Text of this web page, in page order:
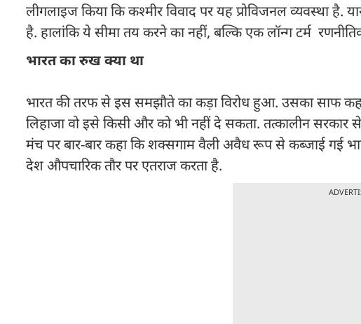
लीगलाइज किया कि कश्मीर विवाद पर यह प्रोविजनल व्यवस्था
है. हालांकि ये सीमा तय करने का नहीं, बल्कि एक लॉन्ग टर्म
भारत का रुख क्या था
भारत की तरफ से इस समझौते का कड़ा विरोध हुआ. उसका साफ
लिहाजा वो इसे किसी और को भी नहीं दे सकता. तत्कालीन
मंच पर बार-बार कहा कि शक्सगाम वैली अवैध रूप से कब्जाई गई
देश औपचारिक तौर पर एतराज करता है.